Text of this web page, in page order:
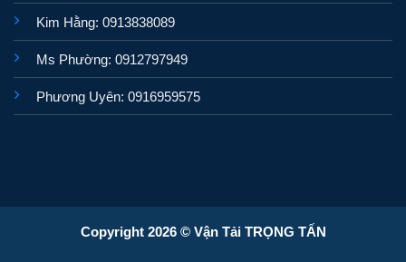
Kim Hằng: 0913838089
Ms Phường: 0912797949
Phương Uyên: 0916959575
Copyright 2026 © Vận Tải TRỌNG TẤN